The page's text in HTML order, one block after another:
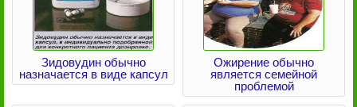
Зидовудин обычно
назначается в виде капсул
Ожирение обычно
является семейной
проблемой